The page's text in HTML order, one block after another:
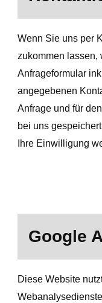
Wenn Sie uns per
zukommen lassen,
Anfrageformular
angegebenen
Anfrage und für
bei uns
Ihre Einwilligung
Google
Diese Website